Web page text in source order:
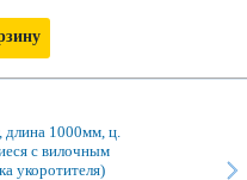
длина 1000мм, ц.
с вилочным
укоротителя)